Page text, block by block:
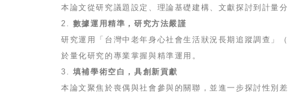
本論文從研究議題設定、理論基礎建構、文獻探討到計量
2. 數據運用精準，研究方法嚴謹
研究運用「台灣中老年身心社會生活狀況長期追蹤調查
於量化研究的專業掌握與精準運用。
3. 填補學術空白，具創新貢獻
本論文聚焦於喪偶與社會參與的關聯，並進一步探討性別